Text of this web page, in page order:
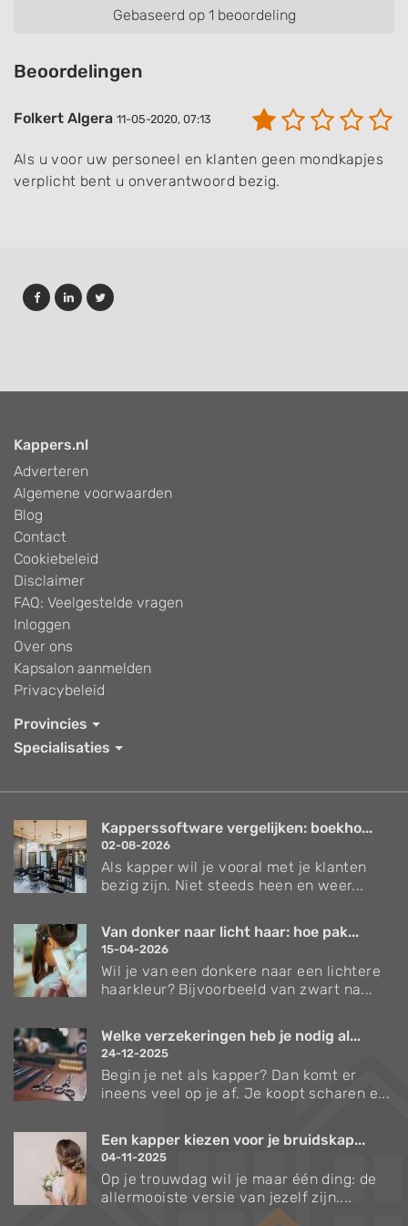
Gebaseerd op 1 beoordeling
Beoordelingen
Folkert Algera 11-05-2020, 07:13
Als u voor uw personeel en klanten geen mondkapjes
verplicht bent u onverantwoord bezig.
Kappers.nl
Adverteren
Algemene voorwaarden
Blog
Contact
Cookiebeleid
Disclaimer
FAQ: Veelgestelde vragen
Inloggen
Over ons
Kapsalon aanmelden
Privacybeleid
Provincies
Specialisaties
Kapperssoftware vergelijken: boekho...
02-08-2026
Als kapper wil je vooral met je klanten
bezig zijn. Niet steeds heen en weer...
Van donker naar licht haar: hoe pak...
15-04-2026
Wil je van een donkere naar een lichtere
haarkleur? Bijvoorbeeld van zwart na...
Welke verzekeringen heb je nodig al...
24-12-2025
Begin je net als kapper? Dan komt er
ineens veel op je af. Je koopt scharen e...
Een kapper kiezen voor je bruidskap...
04-11-2025
Op je trouwdag wil je maar één ding: de
allermooiste versie van jezelf zijn....